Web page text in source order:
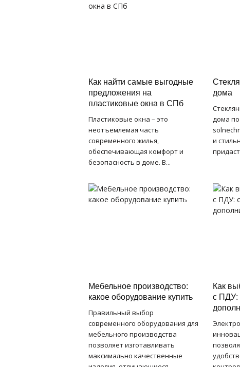
Как найти самые выгодные
предложения на
пластиковые окна в СПб
Пластиковые окна – это
неотъемлемая часть
современного жилья,
обеспечивающая комфорт и
безопасность в доме. В...
дома
дома
и
Мебельное производство:
какое оборудование купить
Правильный выбор
современного оборудования для
мебельного производства
позволяет изготавливать
максимально качественные
Как
с ПДУ: